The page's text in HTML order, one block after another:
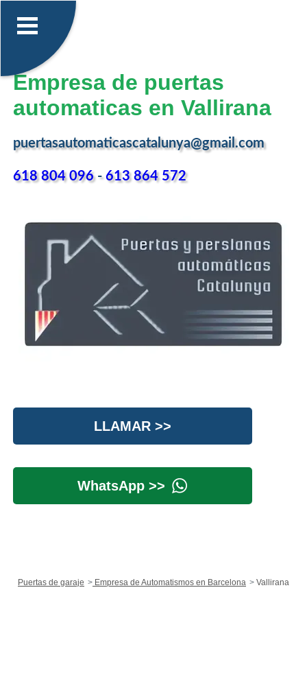
Empresa de puertas
automaticas en Vallirana
puertasautomaticascatalunya@gmail.com
618 804 096-613 864 572
LLAMAR >>
WhatsApp >>
Puertas de garaje Empresa de Automatismos en Barcelona Vallirana